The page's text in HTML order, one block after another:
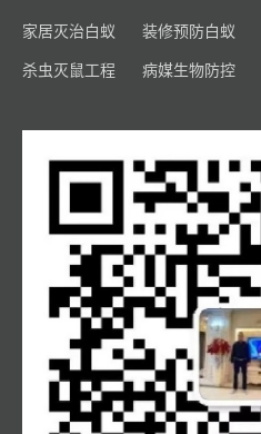
家居灭治白蚁 装修预防白蚁
杀虫灭鼠工程 病媒生物防控